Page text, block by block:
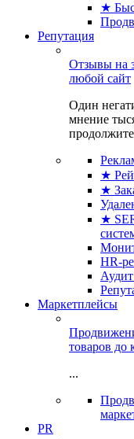
★
Репутация
Отзывы на
любой сайт
Один
мнение
★
★
★
HR-
Маркетплейсы
товаров до
...
PR